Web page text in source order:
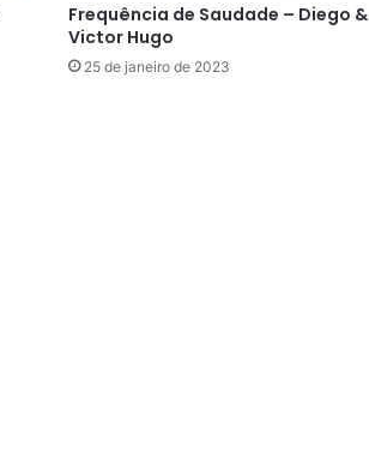
Frequência de Saudade – Diego &
Victor Hugo
25 de janeiro de 2023